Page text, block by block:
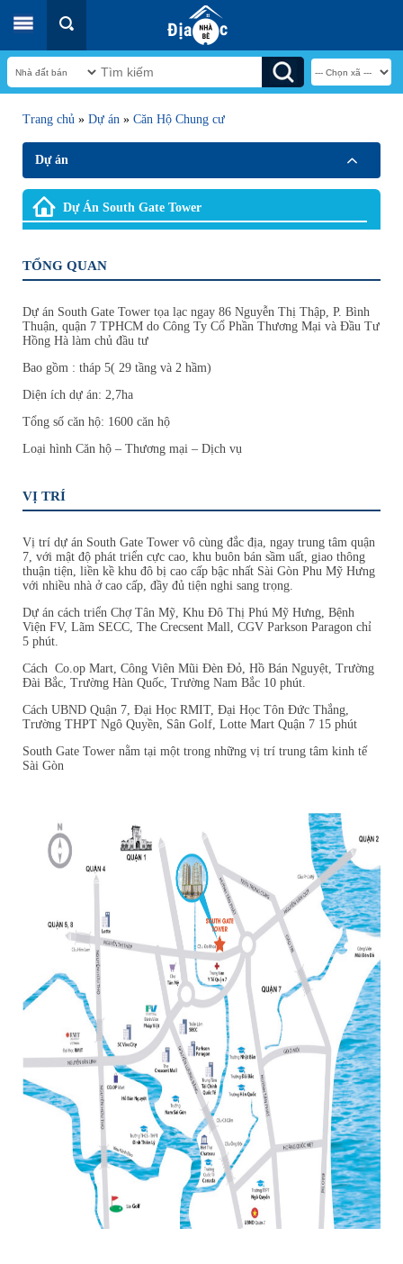
Trang chủ » Dự án » Căn Hộ Chung cư
Dự án
Dự Án South Gate Tower
TỔNG QUAN
Dự án South Gate Tower tọa lạc ngay 86 Nguyễn Thị Thập, P. Bình
Thuận, quận 7 TPHCM do Công Ty Cổ Phần Thương Mại và Đầu Tư
Hồng Hà làm chủ đầu tư
Bao gồm : tháp 5( 29 tầng và 2 hầm)
Diện ích dự án: 2,7ha
Tổng số căn hộ: 1600 căn hộ
Loại hình Căn hộ – Thương mại – Dịch vụ
VỊ TRÍ
Vị trí dự án South Gate Tower vô cùng đắc địa, ngay trung tâm quận
7, với mật độ phát triển cực cao, khu buôn bán sầm uất, giao thông
thuận tiện, liền kề khu đô bị cao cấp bậc nhất Sài Gòn Phu Mỹ Hưng
với nhiều nhà ở cao cấp, đầy đủ tiện nghi sang trọng.
Dự án cách triển Chợ Tân Mỹ, Khu Đô Thị Phú Mỹ Hưng, Bệnh
Viện FV, Lãm SECC, The Crecsent Mall, CGV Parkson Paragon chỉ
5 phút.
Cách Co.op Mart, Công Viên Mũi Đèn Đỏ, Hồ Bán Nguyệt, Trường
Đài Bắc, Trường Hàn Quốc, Trường Nam Bắc 10 phút.
Cách UBND Quận 7, Đại Học RMIT, Đại Học Tôn Đức Thắng,
Trường THPT Ngô Quyền, Sân Golf, Lotte Mart Quận 7 15 phút
South Gate Tower nằm tại một trong những vị trí trung tâm kinh tế
Sài Gòn